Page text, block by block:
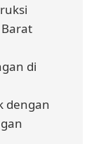
di
dengan